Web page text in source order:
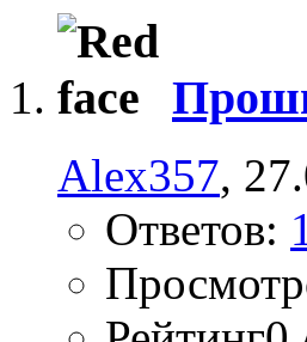
Alex357,
Ответов: